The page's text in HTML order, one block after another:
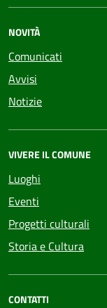
NOVITÀ
Comunicati
Avvisi
Notizie
VIVERE IL COMUNE
Luoghi
Eventi
Progetti culturali
Storia e Cultura
CONTATTI